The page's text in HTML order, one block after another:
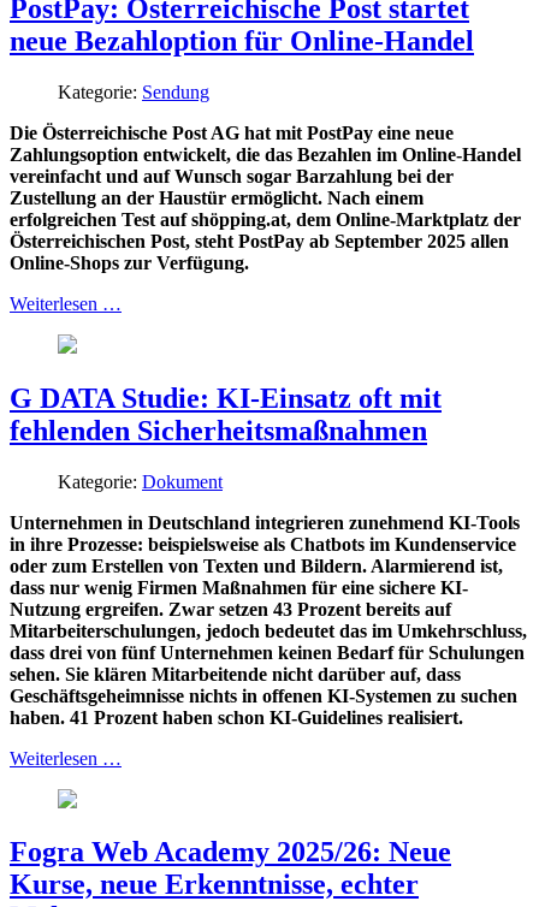
PostPay: Österreichische Post startet
neue Bezahloption für Online-Handel
Kategorie: Sendung
Die Österreichische Post AG hat mit PostPay eine neue
Zahlungsoption entwickelt, die das Bezahlen im Online-Handel
vereinfacht und auf Wunsch sogar Barzahlung bei der
Zustellung an der Haustür ermöglicht. Nach einem
erfolgreichen Test auf shöpping.at, dem Online-Marktplatz der
Österreichischen Post, steht PostPay ab September 2025 allen
Online-Shops zur Verfügung.
Weiterlesen …
G DATA Studie: KI-Einsatz oft mit
fehlenden Sicherheitsmaßnahmen
Kategorie: Dokument
Unternehmen in Deutschland integrieren zunehmend KI-Tools
in ihre Prozesse: beispielsweise als Chatbots im Kundenservice
oder zum Erstellen von Texten und Bildern. Alarmierend ist,
dass nur wenig Firmen Maßnahmen für eine sichere KI-
Nutzung ergreifen. Zwar setzen 43 Prozent bereits auf
Mitarbeiterschulungen, jedoch bedeutet das im Umkehrschluss,
dass drei von fünf Unternehmen keinen Bedarf für Schulungen
sehen. Sie klären Mitarbeitende nicht darüber auf, dass
Geschäftsgeheimnisse nichts in offenen KI-Systemen zu suchen
haben. 41 Prozent haben schon KI-Guidelines realisiert.
Weiterlesen …
Fogra Web Academy 2025/26: Neue
Kurse, neue Erkenntnisse, echter